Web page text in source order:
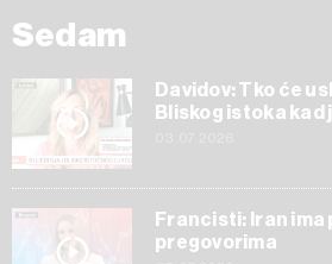
Sedam
Davidov: Tko će
Bliskog istoka kad
Francisti: Iran ima
pregovorima